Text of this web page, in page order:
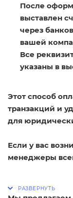
После
выставлен
через
вашей
Все
указаны в
Этот способ
транзакций и
для
Если у вас
менеджеры